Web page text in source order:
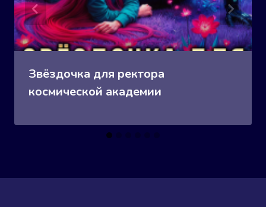
Звёздочка для ректора
космической академии